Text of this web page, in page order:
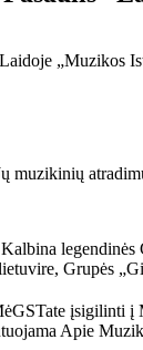
muzikinių
Kalbina
Grupės
įsigilinti
Apie